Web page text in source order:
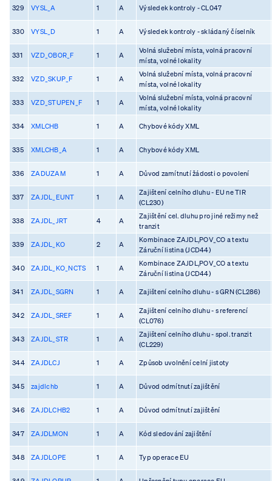
329 VYSL_A 1 A Výsledek kontroly - CL047
330 VYSL_D 1 A Výsledek kontroly - skládaný číselník
331 VZD_OBOR_F 1 A
Volná služební místa, volná pracovní
místa, volné lokality
332 VZD_SKUP_F 1 A
Volná služební místa, volná pracovní
místa, volné lokality
333 VZD_STUPEN_F 1 A
Volná služební místa, volná pracovní
místa, volné lokality
334 XMLCHB 1 A Chybové kódy XML
335 XMLCHB_A 1 A Chybové kódy XML
336 ZADUZAM 1 A Důvod zamítnutí žádosti o povolení
337 ZAJDL_EUNT 1 A
Zajištení celního dluhu - EU ne TIR
(CL230)
338 ZAJDL_JRT 4 A
Zajištění cel. dluhu pro jiné režimy než
tranzit
339 ZAJDL_KO 2 A
Kombinace ZAJDL,POV_CO a textu
Záruční listina (JCD44)
340 ZAJDL_KO_NCTS 1 A
Kombinace ZAJDL,POV_CO a textu
Záruční listina (JCD44)
341 ZAJDL_SGRN 1 A Zajištení celního dluhu - s GRN (CL286)
342 ZAJDL_SREF 1 A
Zajištení celního dluhu - s referencí
(CL076)
343 ZAJDL_STR 1 A
Zajištení celního dluhu - spol. tranzit
(CL229)
344 ZAJDLCJ 1 A Způsob uvolnění celní jistoty
345 zajdlchb 1 A Důvod odmítnutí zajištění
346 ZAJDLCHB2 1 A Důvod odmítnutí zajištění
347 ZAJDLMON 1 A Kód sledování zajištění
348 ZAJDLOPE 1 A Typ operace EU